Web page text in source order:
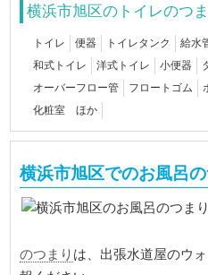
横浜市旭区のトイレのつ
トイレ 便器 トイレタンク 給水
和式トイレ
洋式トイレ 小便器
オーバーフロー管
フロートゴム
化粧室 ほか
横浜市旭区でのお風呂
のつまり は、出張水道屋のウ